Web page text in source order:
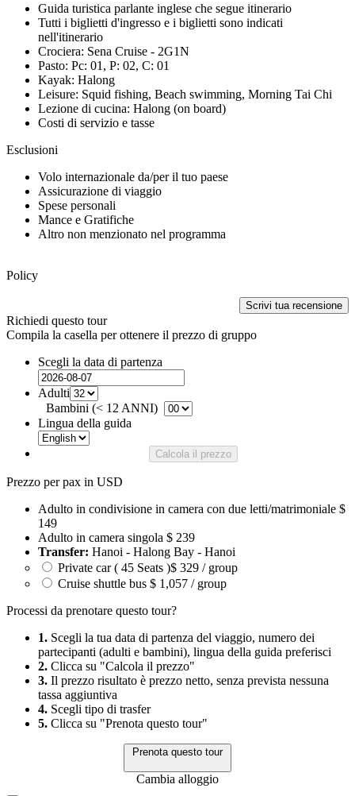
Guida turistica parlante inglese che segue itinerario
Tutti i biglietti d'ingresso e i biglietti sono indicati
nell'itinerario
Crociera: Sena Cruise - 2G1N
Pasto: Pc: 01, P: 02, C: 01
Kayak: Halong
Leisure: Squid fishing, Beach swimming, Morning Tai Chi
Lezione di cucina: Halong (on board)
Costi di servizio e tasse
Esclusioni
Volo internazionale da/per il tuo paese
Assicurazione di viaggio
Spese personali
Mance e Gratifiche
Altro non menzionato nel programma
Policy
Scrivi tua recensione
Richiedi questo tour
Compila la casella per ottenere il prezzo di gruppo
Scegli la data di partenza
Adulti
Bambini (< 12 ANNI)
Lingua della guida
Calcola il prezzo
Prezzo per pax in USD
Adulto in condivisione in camera con due letti/matrimoniale $
149
Adulto in camera singola $ 239
Transfer: Hanoi - Halong Bay - Hanoi
Private car ( 45 Seats )$ 329 / group
Cruise shuttle bus $ 1,057 / group
Processi da prenotare questo tour?
1. Scegli la tua data di partenza del viaggio, numero dei
partecipanti (adulti e bambini), lingua della guida preferisci
2. Clicca su "Calcola il prezzo"
3. Il prezzo risultato è prezzo netto, senza prevista nessuna
tassa aggiuntiva
4. Scegli tipo di trasfer
5. Clicca su "Prenota questo tour"
Prenota questo tour
Cambia alloggio